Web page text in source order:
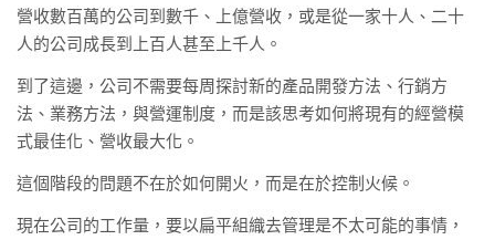
營收數百萬的公司到數千、上億營收，或是從一家十人、二十
人的公司成長到上百人甚至上千人。
到了這邊，公司不需要每周探討新的產品開發方法、行銷方
法、業務方法，與營運制度，而是該思考如何將現有的經營模
式最佳化、營收最大化。
這個階段的問題不在於如何開火，而是在於控制火候。
現在公司的工作量，要以扁平組織去管理是不太可能的事情，